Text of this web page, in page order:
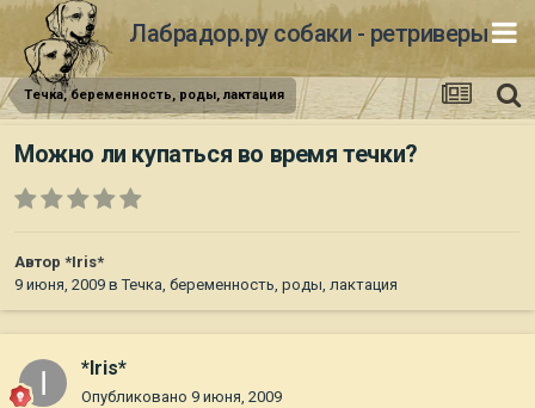
Лабрадор.ру собаки - ретриверы
Течка, беременность, роды, лактация
Можно ли купаться во время течки?
Автор *Iris*
9 июня, 2009 вТечка, беременность, роды, лактация
*Iris*
Опубликовано 9 июня, 2009